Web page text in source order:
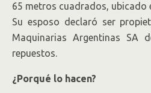
65 metros cuadrados, ubicado
Su esposo declaró ser
Maquinarias Argentinas SA
repuestos.
¿Porqué lo hacen?